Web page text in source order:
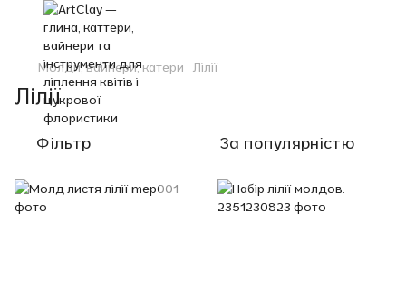
Молди, вайнери, катери Лілії
Лілії
Фільтр За популярністю